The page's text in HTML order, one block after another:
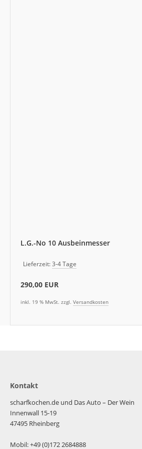
L.G.-No 10 Ausbeinmesser
Lieferzeit:3-4 Tage
290,00 EUR
inkl. 19 % MwSt. zzgl. Versandkosten
Kontakt
scharfkochen.de und Das Auto – Der Wein
Innenwall 15-19
47495 Rheinberg
Mobil: +49 (0)172 2684888